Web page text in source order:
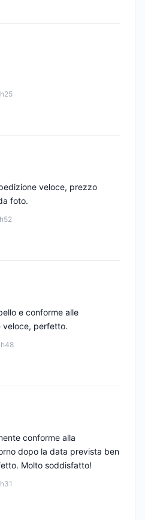
veloce, prezzo
foto.
e conforme alle
veloce, perfetto.
conforme alla
dopo la data prevista ben
Molto soddisfatto!